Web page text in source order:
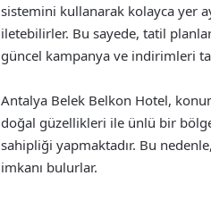
sistemini kullanarak kolayca yer
iletebilirler. Bu sayede, tatil
güncel kampanya ve indirimleri
Antalya Belek Belkon Hotel,
doğal güzellikleri ile ünlü bir
sahipliği yapmaktadır. Bu
imkanı bulurlar.